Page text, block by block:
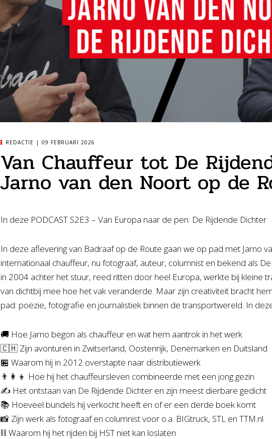
REDACTIE 09 FEBRUARI 2026
Van Chauffeur tot De
Jarno van den Noort op de
In deze PODCAST S2E3 – Van Europa naar de pen: De Rijdende Dichter
In deze aflevering van Badraaf op de Route gaan we op pad met Jarno
internationaal chauffeur, nu fotograaf, auteur, columnist en bekend als
in 2004 achter het stuur, reed ritten door heel Europa, werkte bij kleine
van dichtbij mee hoe het vak veranderde. Maar zijn creativiteit bracht
pad: poëzie, fotografie en journalistiek binnen de transportwereld. In
🚚 Hoe Jarno begon als chauffeur en wat hem aantrok in het werk
🇨🇭 Zijn avonturen in Zwitserland, Oostenrijk, Denemarken en Duitsland
🏪 Waarom hij in 2012 overstapte naar distributiewerk
👨‍👩‍👦 Hoe hij het chauffeursleven combineerde met een jong gezin
✍️ Het ontstaan van De Rijdende Dichter en zijn meest dierbare gedicht
📚 Hoeveel bundels hij verkocht heeft en of er een derde boek komt
📸 Zijn werk als fotograaf en columnist voor o.a. BIGtruck, STL en TTM.nl
⛓️ Waarom hij het rijden bij HST niet kan loslaten